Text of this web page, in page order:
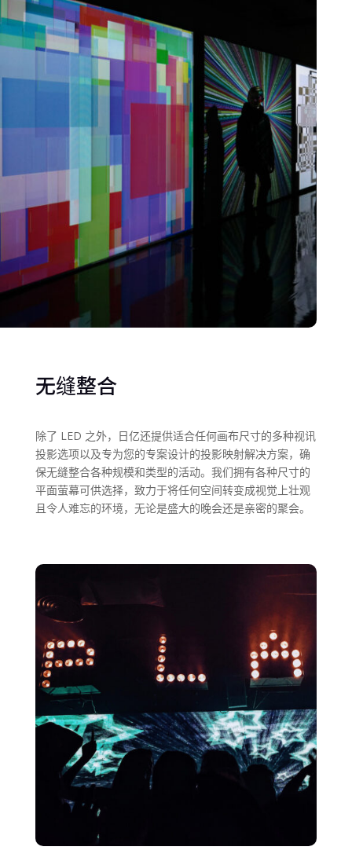
无缝整合
除了 LED 之外，日亿还提供适合任何画布尺寸的多种视讯
投影选项以及专为您的专案设计的投影映射解决方案，确
保无缝整合各种规模和类型的活动。我们拥有各种尺寸的
平面萤幕可供选择，致力于将任何空间转变成视觉上壮观
且令人难忘的环境，无论是盛大的晚会还是亲密的聚会。